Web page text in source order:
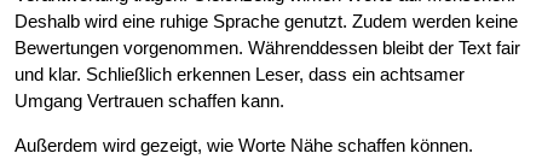
Deshalb wird eine ruhige Sprache genutzt. Zudem werden keine
Bewertungen vorgenommen. Währenddessen bleibt der Text fair
und klar. Schließlich erkennen Leser, dass ein achtsamer
Umgang Vertrauen schaffen kann.
Außerdem wird gezeigt, wie Worte Nähe schaffen können.